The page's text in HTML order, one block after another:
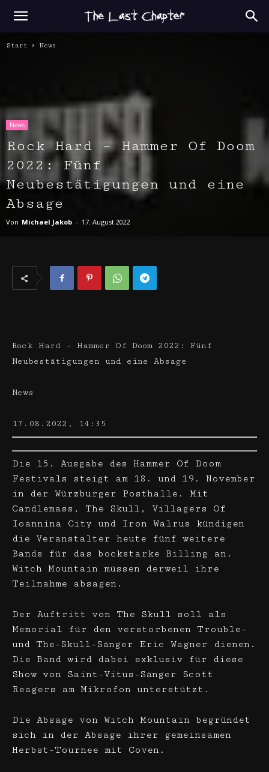
Start News
News
Rock Hard – Hammer Of Doom
2022: Fünf
Neubestätigungen und eine
Absage
Von Michael Jakob - 17. August 2022
Rock Hard – Hammer Of Doom 2022: Fünf
Neubestätigungen und eine Absage
News
17.08.2022, 14:35
Die 15. Ausgabe des Hammer Of Doom
Festivals steigt am 18. und 19. November
in der Würzburger Posthalle. Mit
Candlemass, The Skull, Villagers Of
Ioannina City und Iron Walrus kündigen
die Veranstalter heute fünf weitere
Bands für das bockstarke Billing an.
Witch Mountain müssen derweil ihre
Teilnahme absagen.
Der Auftritt von The Skull soll als
Memorial für den verstorbenen Trouble-
und The-Skull-Sänger Eric Wagner dienen.
Die Band wird dabei exklusiv für diese
Show von Saint-Vitus-Sänger Scott
Reagers am Mikrofon unterstützt.
Die Absage von Witch Mountain begründet
sich in der Absage ihrer gemeinsamen
Herbst-Tournee mit Coven.